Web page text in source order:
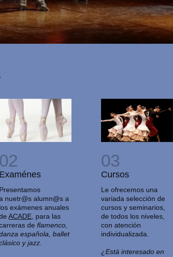
Examénes
Presentamos
nuetr@s alumn@s a
los exámenes anuales
ACADE, para las
deflamenco,
española, ballet
y jazz.
Cursos
Le ofrecemos una
variada selección de
cursos y seminarios,
de todos los niveles,
con atención
individualizada.
¿Está interesado en